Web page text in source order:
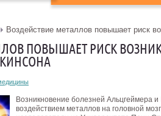
Воздействие металлов повышает риск
ПОВЫШАЕТ РИСК
Возникновение болезней Альцгеймера
воздействием металлов на головной